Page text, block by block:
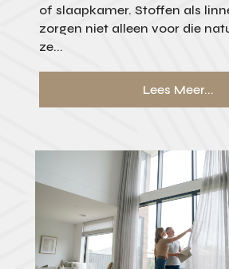
of slaapkamer. Stoffen als
zorgen niet alleen voor die
ze...
Lees Meer...